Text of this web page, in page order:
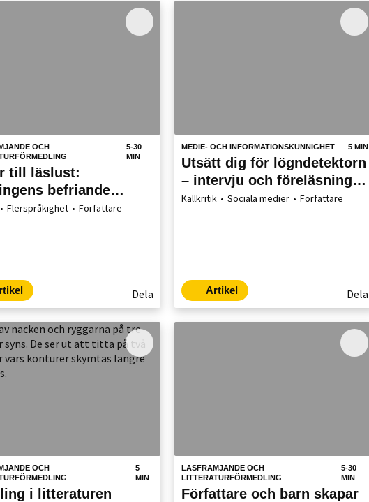
OCH
5-30
MIN
till läslust:
befriande
Flerspråkighet Författare
Dela
MEDIE- OCH INFORMATIONSKUNNIGHET 5 MIN
Utsätt dig för lögndetektorn
– intervju och föreläsning
med Hugo Ewald Hurinsky
Källkritik Sociala medier Författare
Artikel Dela
OCH
5
MIN
i litteraturen
LÄSFRÄMJANDE OCH
LITTERATURFÖRMEDLING
5-30
MIN
Författare och barn skapar